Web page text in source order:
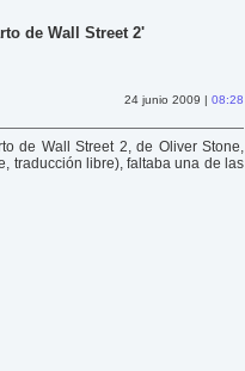
de Wall Street 2'
24 junio 2009 | 08:28
de Wall Street 2, de Oliver Stone,
traducción libre), faltaba una de las